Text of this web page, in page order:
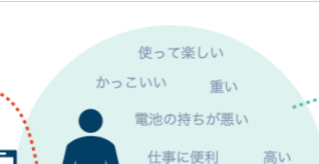
資料ダウンロード